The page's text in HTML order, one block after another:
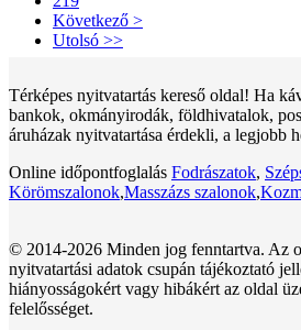
Következő >
Utolsó >>
Térképes nyitvatartás kereső oldal! Ha
bankok, okmányirodák, földhivatalok,
áruházak nyitvatartása érdekli, a legjobb
Online időpontfoglalás Fodrászatok,
Körömszalonok,Masszázs szalonok,
© 2014-2026 Minden jog fenntartva. Az
nyitvatartási adatok csupán tájékoztató
hiányosságokért vagy hibákért az oldal
felelősséget.